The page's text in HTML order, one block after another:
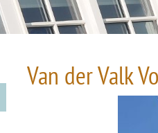
Van der Valk